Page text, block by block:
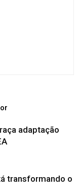
adaptação
transformando o